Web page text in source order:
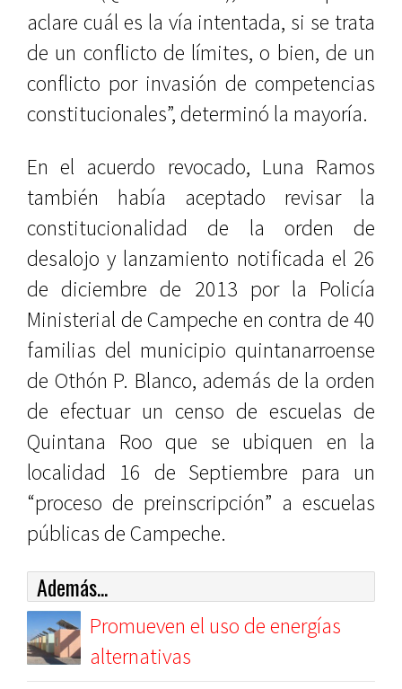
aclare cuál es la vía intentada, si se trata
de un conflicto de límites, o bien, de un
conflicto por invasión de competencias
constitucionales”, determinó la mayoría.
En el acuerdo revocado, Luna Ramos
también había aceptado revisar la
constitucionalidad de la orden de
desalojo y lanzamiento notificada el 26
de diciembre de 2013 por la Policía
Ministerial de Campeche en contra de 40
familias del municipio quintanarroense
de Othón P. Blanco, además de la orden
de efectuar un censo de escuelas de
Quintana Roo que se ubiquen en la
localidad 16 de Septiembre para un
“proceso de preinscripción” a escuelas
públicas de Campeche.
Además...
Promueven el uso de energías
alternativas